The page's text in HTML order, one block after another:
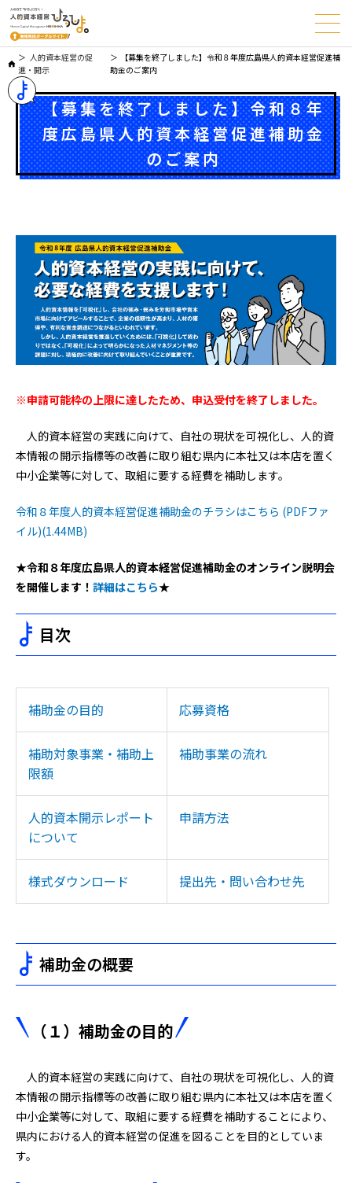
人的資本経営の促
進・開示
【募集を終了しました】令和８年度広島県人的資本経営促進補
助金のご案内
【募集を終了しました】令和８年
度広島県人的資本経営促進補助金
のご案内
※申請可能枠の上限に達したため、申込受付を終了しました。
人的資本経営の実践に向けて、自社の現状を可視化し、人的資
本情報の開示指標等の改善に取り組む県内に本社又は本店を置く
中小企業等に対して、取組に要する経費を補助します。
令和８年度人的資本経営促進補助金のチラシはこちら (PDFファ
イル)(1.44MB)
★令和８年度広島県人的資本経営促進補助金のオンライン説明会
を開催します！ 詳細はこちら★
目次
補助金の目的 応募資格
補助対象事業・補助上
限額
補助事業の流れ
人的資本開示レポート
について
申請方法
様式ダウンロード 提出先・問い合わせ先
補助金の概要
（１）補助金の目的
人的資本経営の実践に向けて、自社の現状を可視化し、人的資
本情報の開示指標等の改善に取り組む県内に本社又は本店を置く
中小企業等に対して、取組に要する経費を補助することにより、
県内における人的資本経営の促進を図ることを目的としていま
す。